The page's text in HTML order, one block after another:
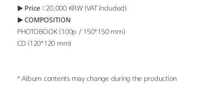
▶ Price : 20,000 KRW (VAT included)
▶ COMPOSITION
PHOTOBOOK (100p / 150*150 mm)
CD (120*120 mm)
* Album contents may change during the production